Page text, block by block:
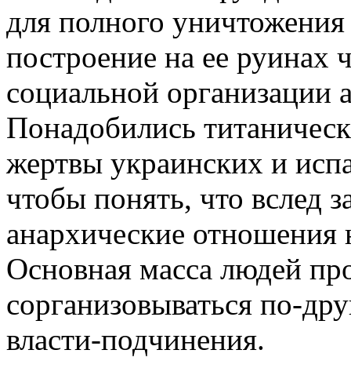
для полного
построение на ее руинах
социальной организации
Понадобились
жертвы украинских и
чтобы понять, что вслед
анархические отношения
Основная масса людей
сорганизовываться по-
власти-подчинения.